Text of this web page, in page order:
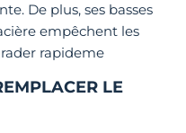
De plus, ses basses
empêchent les
rapideme
LE